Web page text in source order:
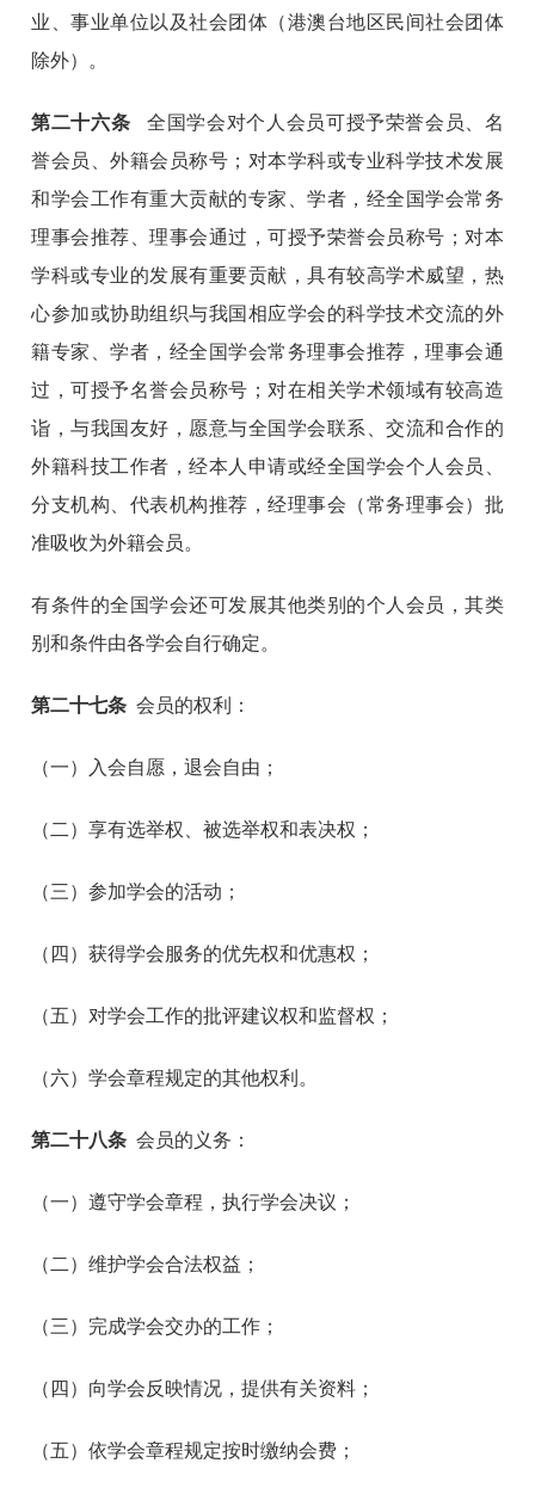
业、事业单位以及社会团体（港澳台地区民间社会团体
除外）。
第二十六条 全国学会对个人会员可授予荣誉会员、名
誉会员、外籍会员称号；对本学科或专业科学技术发展
和学会工作有重大贡献的专家、学者，经全国学会常务
理事会推荐、理事会通过，可授予荣誉会员称号；对本
学科或专业的发展有重要贡献，具有较高学术威望，热
心参加或协助组织与我国相应学会的科学技术交流的外
籍专家、学者，经全国学会常务理事会推荐，理事会通
过，可授予名誉会员称号；对在相关学术领域有较高造
诣，与我国友好，愿意与全国学会联系、交流和合作的
外籍科技工作者，经本人申请或经全国学会个人会员、
分支机构、代表机构推荐，经理事会（常务理事会）批
准吸收为外籍会员。
有条件的全国学会还可发展其他类别的个人会员，其类
别和条件由各学会自行确定。
第二十七条 会员的权利：
（一）入会自愿，退会自由；
（二）享有选举权、被选举权和表决权；
（三）参加学会的活动；
（四）获得学会服务的优先权和优惠权；
（五）对学会工作的批评建议权和监督权；
（六）学会章程规定的其他权利。
第二十八条 会员的义务：
（一）遵守学会章程，执行学会决议；
（二）维护学会合法权益；
（三）完成学会交办的工作；
（四）向学会反映情况，提供有关资料；
（五）依学会章程规定按时缴纳会费；